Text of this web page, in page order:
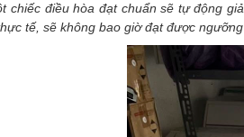
chiếc điều hòa đạt chuẩn sẽ tự động
tế, sẽ không bao giờ đạt được